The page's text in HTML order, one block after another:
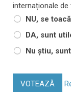
internaționale de
NU, se
DA, sunt
Nu știu,
VOTEAZĂ